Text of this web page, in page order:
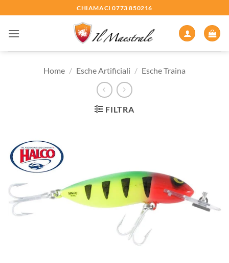
ai
contenuti
CHIAMACI 0773 850216
Home / Esche Artificiali / Esche Traina
FILTRA